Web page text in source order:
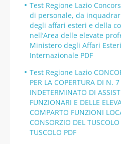
Test Regione Lazio
di personale, da
degli affari esteri e della
nell’Area delle elevate
Ministero degli Affari
Internazionale PDF
Test Regione Lazio
PER LA COPERTURA DI N.
INDETERMINATO DI
FUNZIONARI E DELLE
COMPARTO FUNZIONI
CONSORZIO DEL
TUSCOLO PDF